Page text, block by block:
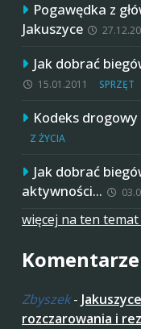
Pogawędka z
Jakuszyce
Jak dobrać
15.01.2011 SPRZĘT
Kodeks
Z ŻYCIA
Jak dobrać
aktywności…
więcej na ten temat
Komentarze
Zbyszek-
rozczarowania i